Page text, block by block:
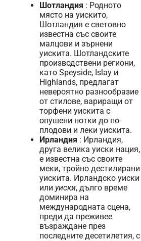
Шотландия : Родното
място на уискито,
Шотландия е световно
известна със своите
малцови и зърнени
уискита. Шотландските
производствени региони,
като Speyside, Islay и
Highlands, предлагат
невероятно разнообразие
от стилове, вариращи от
торфени уискита с
опушени нотки до по-
плодови и леки уискита.
Ирландия : Ирландия,
друга велика уиски нация,
е известна със своите
меки, тройно дестилирани
уискита. Ирландско уиски
или уиски, дълго време
доминира на
международната сцена,
преди да преживее
възраждане през
последните десетилетия, с